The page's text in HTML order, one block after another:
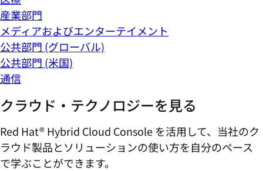
産業部門
メディアおよびエンターテイメント
公共部門 (グローバル)
公共部門 (米国)
通信
クラウド・テクノロジーを見る
Red Hat® Hybrid Cloud Console を活用して、当社のク
ラウド製品とソリューションの使い方を自分のペース
で学ぶことができます。